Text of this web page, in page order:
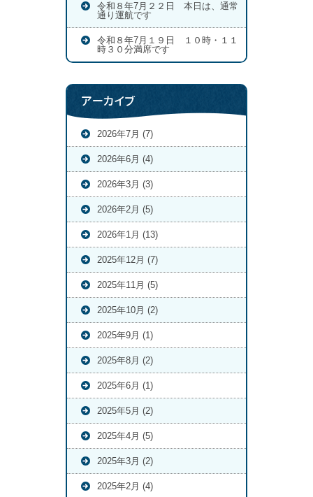
令和８年7月２２日 本日は、通常
通り運航です
令和８年7月１９日 １０時・１１
時３０分満席です
アーカイブ
2026年7月 (7)
2026年6月 (4)
2026年3月 (3)
2026年2月 (5)
2026年1月 (13)
2025年12月 (7)
2025年11月 (5)
2025年10月 (2)
2025年9月 (1)
2025年8月 (2)
2025年6月 (1)
2025年5月 (2)
2025年4月 (5)
2025年3月 (2)
2025年2月 (4)